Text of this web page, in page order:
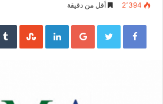
2٬394 أقل من دقيقة
Facebook
Twitter
Google+
LinkedIn